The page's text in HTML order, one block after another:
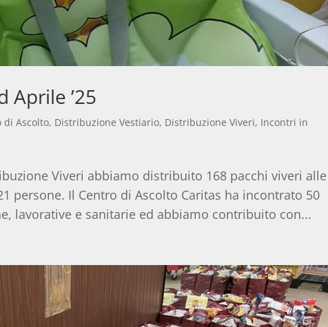
Aprile ’25
di Ascolto, Distribuzione Vestiario, Distribuzione Viveri, Incontri in
Viveri abbiamo distribuito 168 pacchi viveri alle
persone. Il Centro di Ascolto Caritas ha incontrato 50
lavorative e sanitarie ed abbiamo contribuito con...